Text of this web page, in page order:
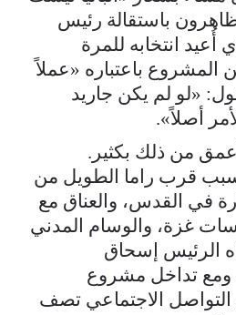
باستقالة رئيس
أُعيد انتخابه للمرة
المشروع باعتباره «عملاً
«لو لم يكن جاريد
أصلاً».
من ذلك بكثير.
قرب راما الطويل من
في القدس، والعناق مع
غزة، والوسام المدني
الرئيس إسحاق
تداخل مشروع
الاجتماعي تصف